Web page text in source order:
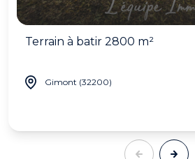
Terrain à batir 2800 m²
Gimont (32200)